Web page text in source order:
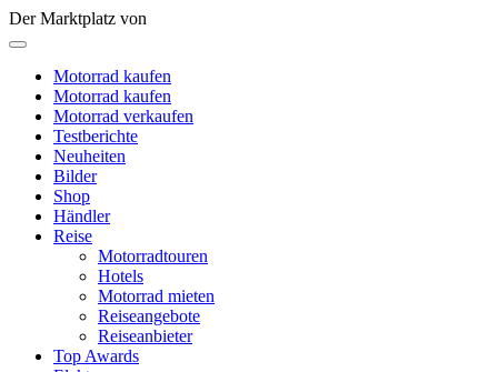
Der Marktplatz von
Motorrad kaufen
Motorrad kaufen
Motorrad verkaufen
Testberichte
Neuheiten
Bilder
Shop
Händler
Reise
Motorradtouren
Hotels
Motorrad mieten
Reiseangebote
Reiseanbieter
Top Awards